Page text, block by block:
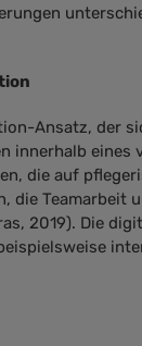
Ansatz, der
innerhalb eines
die auf
die Teamarbeit
2019). Die